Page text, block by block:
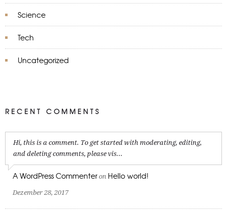
Science
Tech
Uncategorized
RECENT COMMENTS
Hi, this is a comment. To get started with moderating, editing,
and deleting comments, please vis...
A WordPress Commenter on Hello world!
Dezember 28, 2017